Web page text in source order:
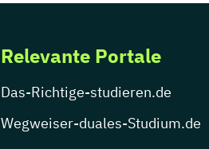
Relevante Portale
Das-Richtige-studieren.de
Wegweiser-duales-Studium.de